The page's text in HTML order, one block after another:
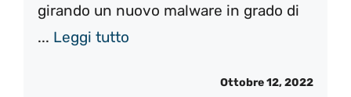
girando un nuovo malware in grado di
... Leggi tutto
Ottobre 12, 2022